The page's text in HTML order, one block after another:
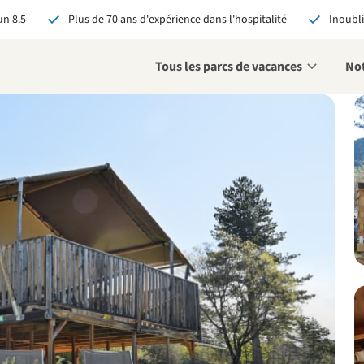
8.5 Plus de 70 ans d'expérience dans l'hospitalité
Tous les parcs de vacances
du meilleur prix
avantages exclusifs
contact personnalisé
tous les avantages